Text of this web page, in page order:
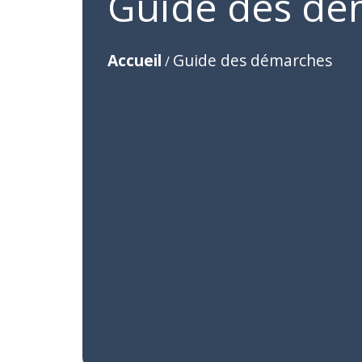
Accueil / Guide des démarches